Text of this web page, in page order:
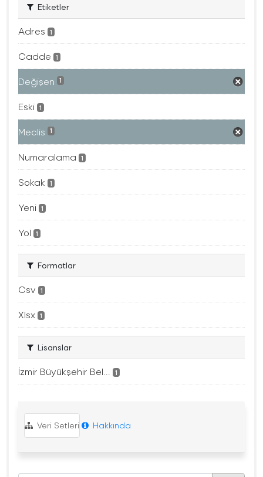
Etiketler
Adres 1
Cadde 1
Değişen 1
Eski 1
Meclis 1
Numaralama 1
Sokak 1
Yeni 1
Yol 1
Formatlar
Csv 1
Xlsx 1
Lisanslar
İzmir Büyükşehir Bel... 1
Veri Setleri Hakkında